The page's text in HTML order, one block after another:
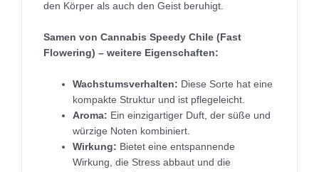
den Körper als auch den Geist beruhigt.
Samen von Cannabis Speedy Chile (Fast
Flowering) – weitere Eigenschaften:
Wachstumsverhalten: Diese Sorte hat eine
kompakte Struktur und ist pflegeleicht.
Aroma: Ein einzigartiger Duft, der süße und
würzige Noten kombiniert.
Wirkung: Bietet eine entspannende
Wirkung, die Stress abbaut und die